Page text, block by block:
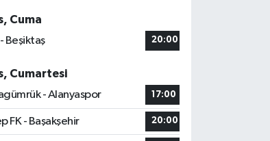
Cuma
Beşiktaş
20:00
Cumartesi
- Alanyaspor
17:00
FK - Başakşehir 20:00